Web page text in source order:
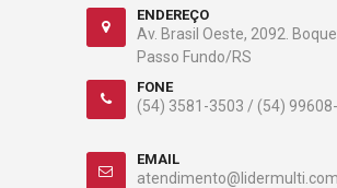
ENDEREÇO
Av. Brasil Oeste, 2092.
Passo Fundo/RS
FONE
(54) 3581-3503 / (54)
EMAIL